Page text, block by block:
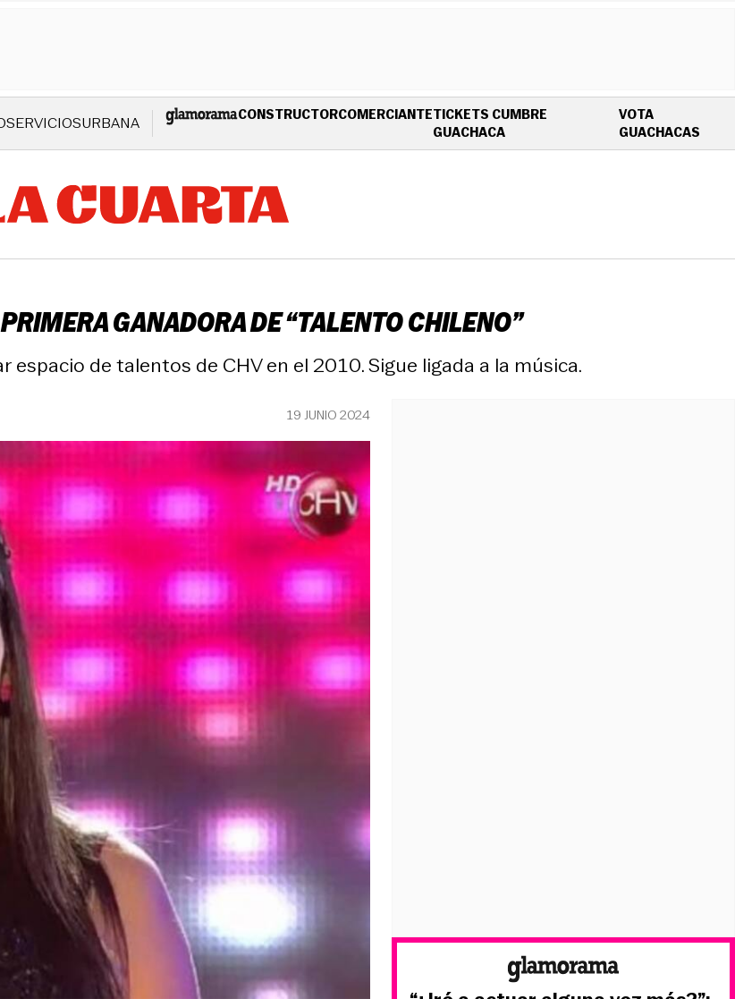
SERVICIOSURBANA CONSTRUCTORCOMERCIANTETICKETS CUMBRE
GUACHACAOPENS IN NEW WINDOW
VOTA
GUACHACAS
GANADORA DE “TALENTO CHILENO”
de talentos de CHV en el 2010. Sigue ligada a la música.
19 JUNIO 2024